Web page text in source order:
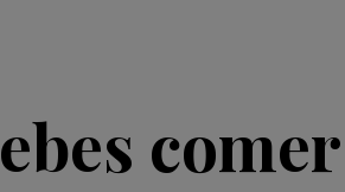
Tech